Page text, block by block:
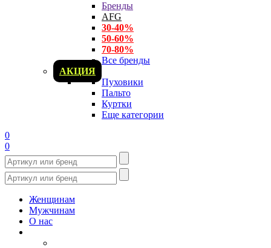
Бренды
AFG
30-40%
50-60%
70-80%
Все бренды
АКЦИЯ
Пуховики
Пальто
Куртки
Еще категории
0
0
Женщинам
Мужчинам
О нас